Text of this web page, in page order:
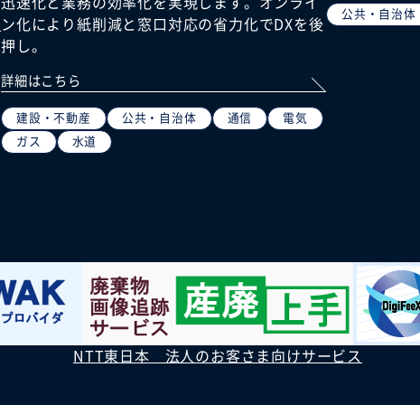
ン化により紙削減と窓口対応の省力化でDXを後
押し。
詳細はこちら
建設・不動産 公共・自治体 通信
電気
ガス
水道
公共・自治体
NTT東日本 法人のお客さま向けサービス